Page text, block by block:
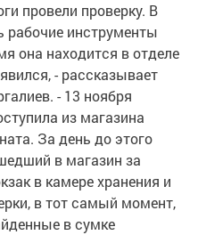
провели проверку. В
рабочие инструменты
она находится в отделе
- рассказывает
- 13 ноября
из магазина
За день до этого
в магазин за
в камере хранения и
в тот самый момент,
в сумке